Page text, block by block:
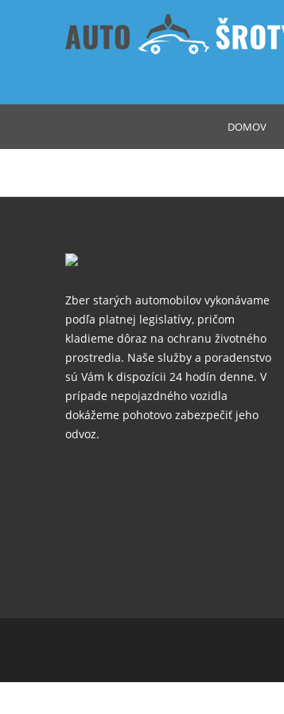
DOMOV
Zber starých automobilov vykonávame
podľa platnej legislatívy, pričom
kladieme dôraz na ochranu životného
prostredia. Naše služby a poradenstvo
sú Vám k dispozícii 24 hodín denne. V
prípade nepojazdného vozidla
dokážeme pohotovo zabezpečiť jeho
odvoz.